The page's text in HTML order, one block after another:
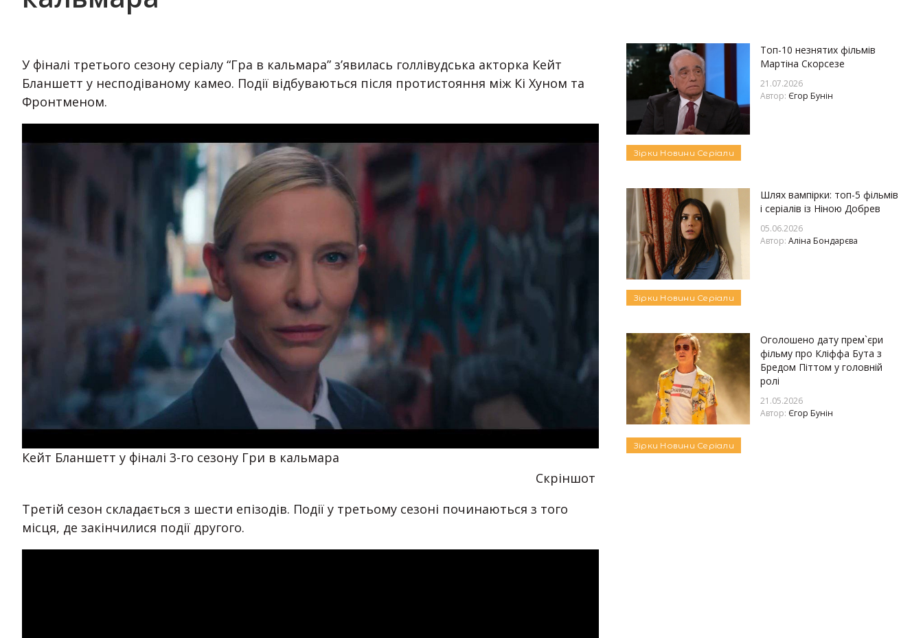
У фіналі третього сезону серіалу “Гра в кальмара” з’явилась голлівудська акторка Кейт
Бланшетт у несподіваному камео. Події відбуваються після протистояння між Кі Хуном та
Фронтменом.
Кейт Бланшетт у фіналі 3-го сезону Гри в кальмара
Скріншот
Третій сезон складається з шести епізодів. Події у третьому сезоні починаються з того
місця, де закінчилися події другого.
Топ-10 незнятих фільмів
Мартіна Скорсезе
21.07.2026
Автор: Єгор Бунін
Зірки Новини Серіали
Шлях вампірки: топ-5 фільмів
і серіалів із Ніною Добрев
05.06.2026
Автор: Аліна Бондарєва
Зірки Новини Серіали
Оголошено дату прем`єри
фільму про Кліффа Бута з
Бредом Піттом у головній
ролі
21.05.2026
Автор: Єгор Бунін
Зірки Новини Серіали